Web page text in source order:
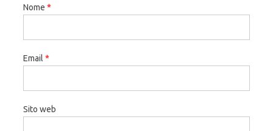
Nome *
Email *
Sito web